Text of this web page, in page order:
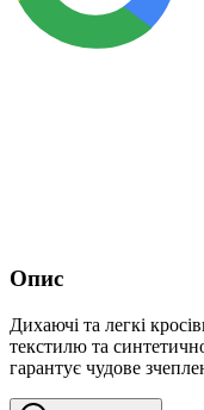
Опис
Дихаючі та легкі
текстилю та
гарантує чудове